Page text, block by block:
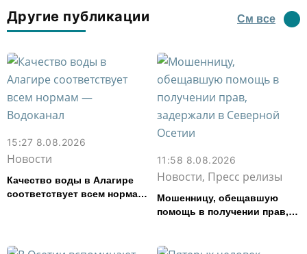
Другие публикации См все
15:27 8.08.2026
Новости
Качество воды в Алагире
соответствует всем нормам
11:58 8.08.2026
Новости, Пресс релизы
Мошенницу, обещавшую
помощь в получении прав,